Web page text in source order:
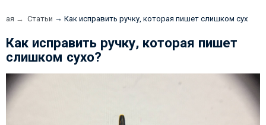
→ Статьи → Как исправить ручку, которая пишет слишком сухо?
Как исправить ручку, которая пишет
слишком сухо?